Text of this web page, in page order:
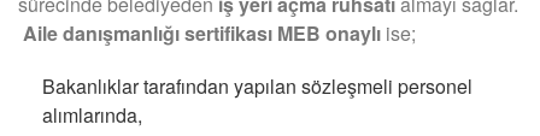
Aile danışmanlığı sertifikası MEB onaylı ise;
Bakanlıklar tarafından yapılan sözleşmeli personel
alımlarında,